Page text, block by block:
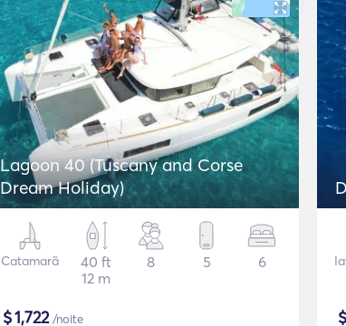
Lagoon 40 (Tuscany and Corse
Dream Holiday)
Catamarã
40 ft
12 m
8 5 6
$1,722/noite